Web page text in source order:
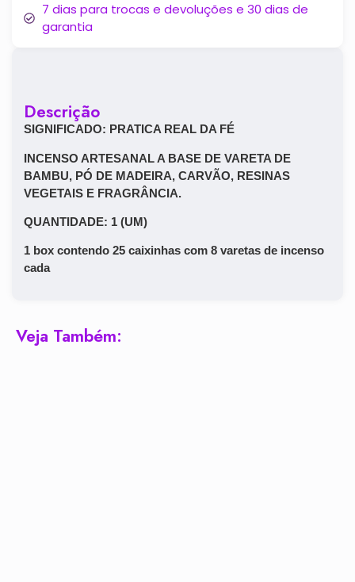
Descrição
SIGNIFICADO: PRATICA REAL DA FÉ
INCENSO ARTESANAL A BASE DE VARETA DE
BAMBU, PÓ DE MADEIRA, CARVÃO, RESINAS
VEGETAIS E FRAGRÂNCIA.
​QUANTIDADE: 1 (UM)
​1 box contendo 25 caixinhas com 8 varetas de incenso
cada
7 dias para trocas e devoluções e 30 dias de
garantia
Veja Também: